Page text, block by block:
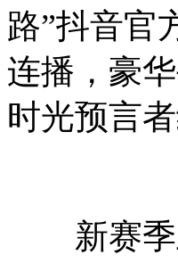
路”抖音官
连播，豪
时光预言
新赛季